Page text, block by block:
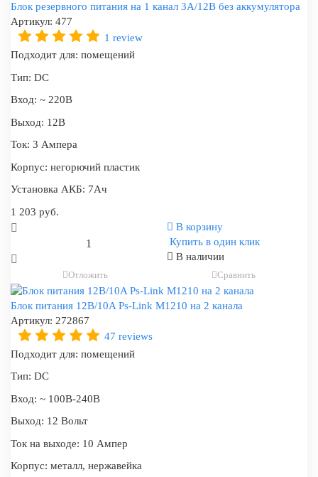
Блок резервного питания на 1 канал 3А/12В без аккумулятора
Артикул: 477
1 review
Подходит для: помещений
Тип: DC
Вход: ~ 220В
Выход: 12В
Ток: 3 Ампера
Корпус: негорючий пластик
Установка АКБ: 7Ач
1 203 руб.
В корзину
Купить в один клик
В наличии
Отложить Сравнить
Блок питания 12В/10A Ps-Link M1210 на 2 канала
Артикул: 272867
47 reviews
Подходит для: помещений
Тип: DC
Вход: ~ 100В-240В
Выход: 12 Вольт
Ток на выходе: 10 Ампер
Корпус: металл, нержавейка